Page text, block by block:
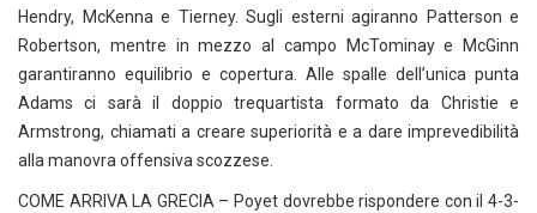
Hendry, McKenna e Tierney. Sugli esterni agiranno Patterson e
Robertson, mentre in mezzo al campo McTominay e McGinn
garantiranno equilibrio e copertura. Alle spalle dell’unica punta
Adams ci sarà il doppio trequartista formato da Christie e
Armstrong, chiamati a creare superiorità e a dare imprevedibilità
alla manovra offensiva scozzese.
COME ARRIVA LA GRECIA – Poyet dovrebbe rispondere con il 4-3-